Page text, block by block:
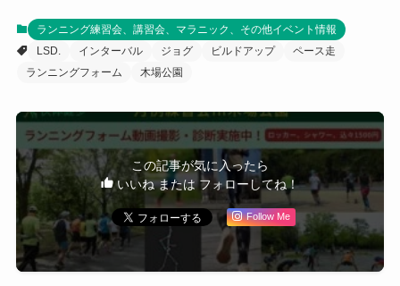
ランニング練習会、講習会、マラニック、その他イベント情報
LSD.
インターバル ジョグ ビルドアップ
ペース走
ランニングフォーム
木場公園
この記事が気に入ったら
いいね または フォローしてね！
Follow Me